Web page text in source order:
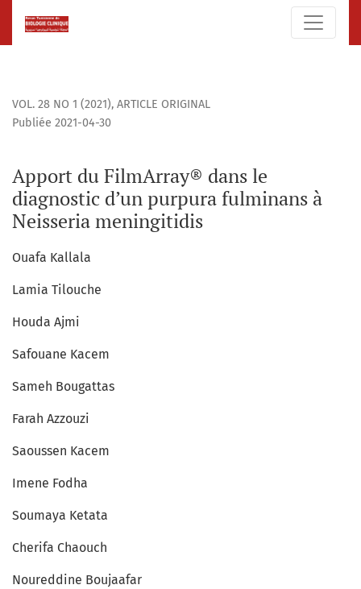
Apport du FilmArray® dans le diagnostic d’un purpura
VOL. 28 NO 1 (2021), ARTICLE ORIGINAL
Apport du FilmArray® dans le
diagnostic d’un purpura fulminans à
Neisseria meningitidis
Publiée 2021-04-30
Ouafa Kallala
Lamia Tilouche
Houda Ajmi
Safouane Kacem
Sameh Bougattas
Farah Azzouzi
Saoussen Kacem
Imene Fodha
Soumaya Ketata
Cherifa Chaouch
Noureddine Boujaafar